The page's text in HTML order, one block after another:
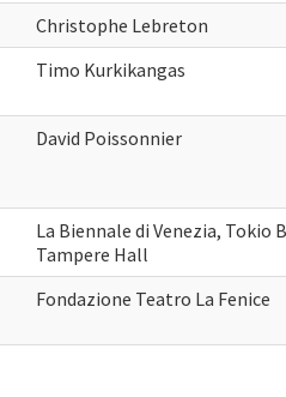
Christophe Lebreton
Timo Kurkikangas
David Poissonnier
La Biennale di Venezia, Tokio
Tampere Hall
Fondazione Teatro La Fenice